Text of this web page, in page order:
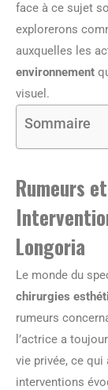
face à ce sujet
explorerons
auxquelles les
environnement
visuel.
Sommaire
Rumeurs
Longoria
Le monde du
chirurgies
rumeurs
l’actrice a
vie privée, ce
interventions